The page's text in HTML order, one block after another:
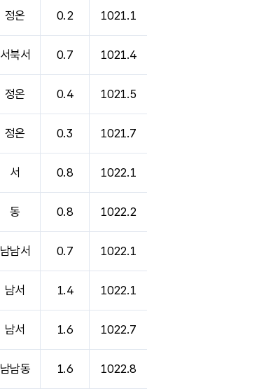
정온 0.2 1021.1
서북서 0.7 1021.4
정온 0.4 1021.5
정온 0.3 1021.7
서 0.8 1022.1
동 0.8 1022.2
남남서 0.7 1022.1
남서 1.4 1022.1
남서 1.6 1022.7
남남동 1.6 1022.8